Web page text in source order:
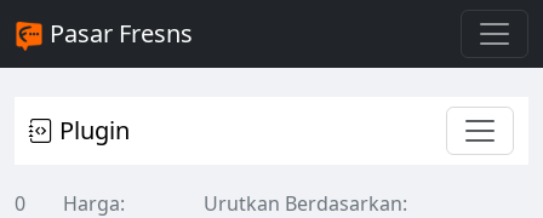
Pasar Fresns
Plugin
0
Harga:
Urutkan Berdasarkan: